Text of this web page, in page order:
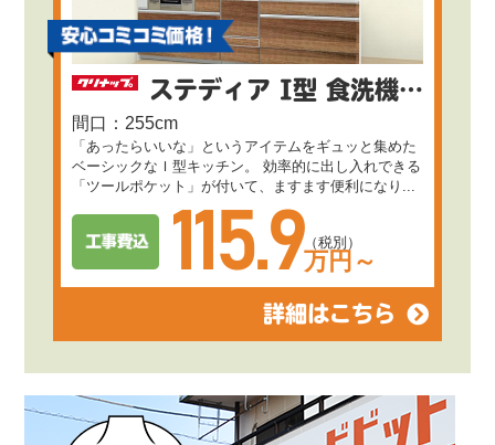
ステディア I型 食洗機付き
間口：255cm
「あったらいいな」というアイテムをギュッと集めた
ベーシックなＩ型キッチン。 効率的に出し入れできる
「ツールポケット」が付いて、ますます便利になり...
115.9万円～
（税別）
詳細はこちら